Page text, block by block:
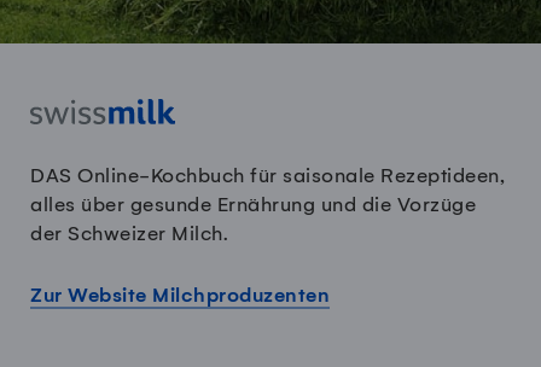
DAS Online-Kochbuch für saisonale Rezeptideen,
alles über gesunde Ernährung und die Vorzüge
der Schweizer Milch.
Zur Website Milchproduzenten